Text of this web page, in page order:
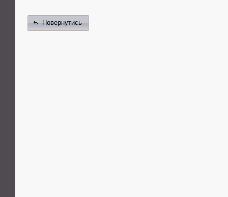
Повернутись